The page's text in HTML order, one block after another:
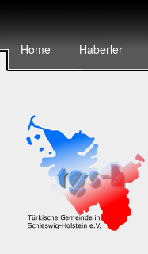
Home Haberler